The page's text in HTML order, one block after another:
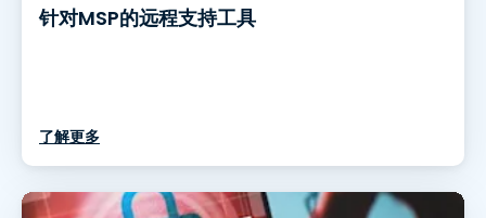
针对MSP的远程支持工具
了解更多